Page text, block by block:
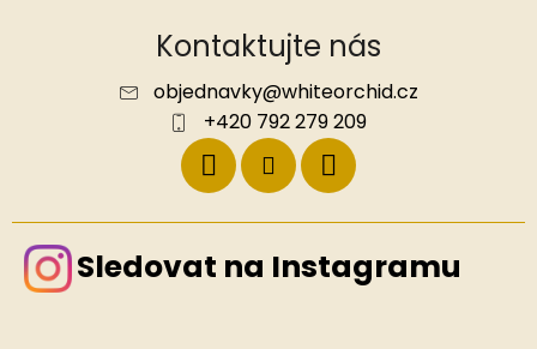
Kontaktujte nás
objednavky@whiteorchid.cz
+420 792 279 209
Sledovat na Instagramu